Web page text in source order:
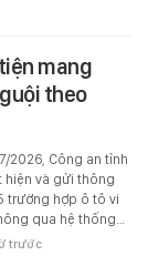
mang
theo
2026, Công an tỉnh
hiện và gửi thông
trường hợp ô tô vi
qua hệ thống…
trước